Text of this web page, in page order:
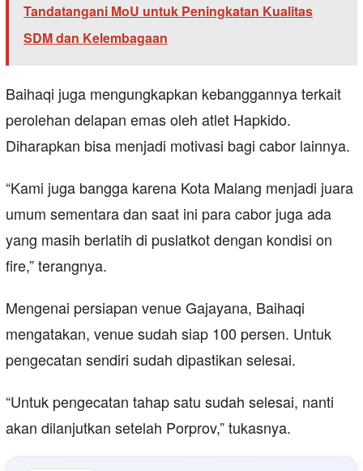
Tandatangani MoU untuk Peningkatan Kualitas
SDM dan Kelembagaan
Baihaqi juga mengungkapkan kebanggannya terkait
perolehan delapan emas oleh atlet Hapkido.
Diharapkan bisa menjadi motivasi bagi cabor lainnya.
“Kami juga bangga karena Kota Malang menjadi juara
umum sementara dan saat ini para cabor juga ada
yang masih berlatih di puslatkot dengan kondisi on
fire,” terangnya.
Mengenai persiapan venue Gajayana, Baihaqi
mengatakan, venue sudah siap 100 persen. Untuk
pengecatan sendiri sudah dipastikan selesai.
“Untuk pengecatan tahap satu sudah selesai, nanti
akan dilanjutkan setelah Porprov,” tukasnya.